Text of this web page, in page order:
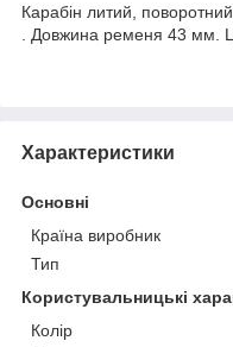
Карабін литий,
. Довжина ременя 43 мм.
Характеристики
Основні
Країна виробник
Тип
Користувальницькі
Колір